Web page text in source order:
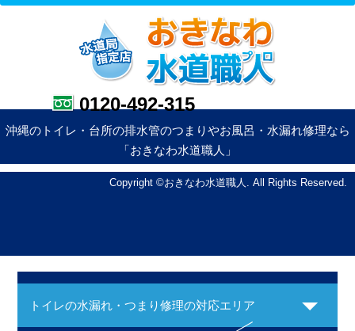
0120-492-315
沖縄のトイレ・台所の排水管のつまりやお風呂・水漏れ修理なら
「おきなわ水道職人」
Copyright ©おきなわ水道職人. All Rights Reserved.
トイレの水漏れ・つまり修理の対応エリア